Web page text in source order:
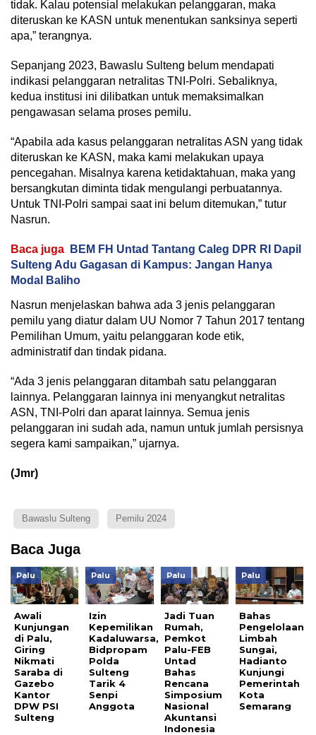
tidak. Kalau potensial melakukan pelanggaran, maka
diteruskan ke KASN untuk menentukan sanksinya seperti
apa,” terangnya.
Sepanjang 2023, Bawaslu Sulteng belum mendapati
indikasi pelanggaran netralitas TNI-Polri. Sebaliknya,
kedua institusi ini dilibatkan untuk memaksimalkan
pengawasan selama proses pemilu.
“Apabila ada kasus pelanggaran netralitas ASN yang tidak
diteruskan ke KASN, maka kami melakukan upaya
pencegahan. Misalnya karena ketidaktahuan, maka yang
bersangkutan diminta tidak mengulangi perbuatannya.
Untuk TNI-Polri sampai saat ini belum ditemukan,” tutur
Nasrun.
Baca juga
BEM FH Untad Tantang Caleg DPR RI Dapil
Sulteng Adu Gagasan di Kampus: Jangan Hanya
Modal Baliho
Nasrun menjelaskan bahwa ada 3 jenis pelanggaran
pemilu yang diatur dalam UU Nomor 7 Tahun 2017 tentang
Pemilihan Umum, yaitu pelanggaran kode etik,
administratif dan tindak pidana.
“Ada 3 jenis pelanggaran ditambah satu pelanggaran
lainnya. Pelanggaran lainnya ini menyangkut netralitas
ASN, TNI-Polri dan aparat lainnya. Semua jenis
pelanggaran ini sudah ada, namun untuk jumlah persisnya
segera kami sampaikan,” ujarnya.
(Jmr)
Bawaslu Sulteng Pemilu 2024
Baca Juga
Palu
Awali
Kunjungan
di Palu,
Giring
Nikmati
Saraba di
Gazebo
Kantor
DPW PSI
Sulteng
Palu
Izin
Kepemilikan
Kadaluwarsa,
Bidpropam
Polda
Sulteng
Tarik 4
Senpi
Anggota
Palu
Jadi Tuan
Rumah,
Pemkot
Palu-FEB
Untad
Bahas
Rencana
Simposium
Nasional
Akuntansi
Indonesia
Palu
Bahas
Pengelolaan
Limbah
Sungai,
Hadianto
Kunjungi
Pemerintah
Kota
Semarang